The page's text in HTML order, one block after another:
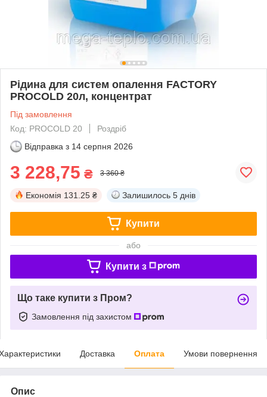
Рідина для систем опалення FACTORY
PROCOLD 20л, концентрат
Під замовлення
Код: PROCOLD 20
Роздріб
Відправка з 14 серпня 2026
3 228,75 ₴ 3 360 ₴
Економія 131.25 ₴ Залишилось 5 днів
Купити
або
Купити з
Що таке купити з Пром?
Замовлення під захистом
Доставка Оплата Умови повернення
Опис